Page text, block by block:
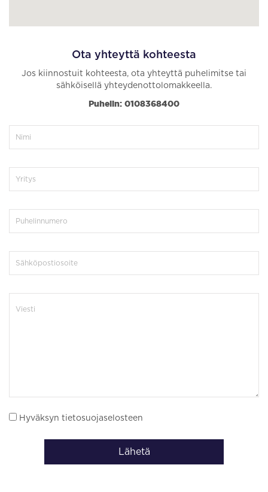
Ota yhteyttä kohteesta
Jos kiinnostuit kohteesta, ota yhteyttä puhelimitse tai
sähköisellä yhteydenottolomakkeella.
Puhelin: 0108368400
Hyväksyn tietosuojaselosteen
Lähetä